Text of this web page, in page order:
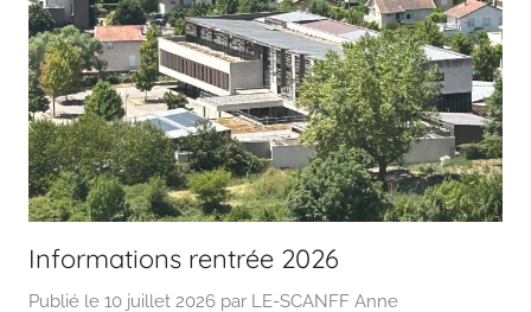
Informations rentrée 2026
Publié le 10 juillet 2026 par LE-SCANFF Anne